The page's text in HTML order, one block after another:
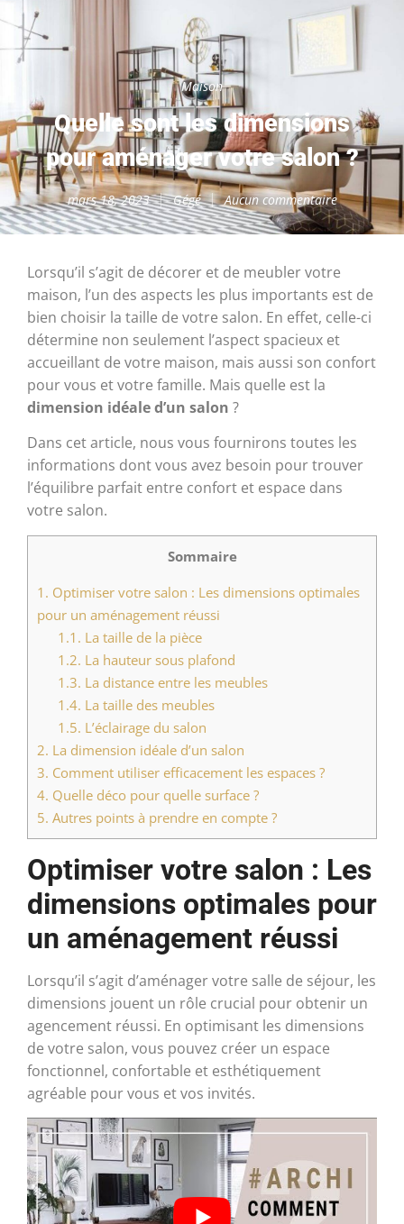
Maison
Quelle sont les dimensions
pour aménager votre salon ?
mars 18, 2023 Gégé Aucun commentaire
Lorsqu’il s’agit de décorer et de meubler votre
maison, l’un des aspects les plus importants est de
bien choisir la taille de votre salon. En effet, celle-ci
détermine non seulement l’aspect spacieux et
accueillant de votre maison, mais aussi son confort
pour vous et votre famille. Mais quelle est la
dimension idéale d’un salon ?
Dans cet article, nous vous fournirons toutes les
informations dont vous avez besoin pour trouver
l’équilibre parfait entre confort et espace dans
votre salon.
Sommaire
1. Optimiser votre salon : Les dimensions optimales
pour un aménagement réussi
1.1. La taille de la pièce
1.2. La hauteur sous plafond
1.3. La distance entre les meubles
1.4. La taille des meubles
1.5. L’éclairage du salon
2. La dimension idéale d’un salon
3. Comment utiliser efficacement les espaces ?
4. Quelle déco pour quelle surface ?
5. Autres points à prendre en compte ?
Optimiser votre salon : Les
dimensions optimales pour
un aménagement réussi
Lorsqu’il s’agit d’aménager votre salle de séjour, les
dimensions jouent un rôle crucial pour obtenir un
agencement réussi. En optimisant les dimensions
de votre salon, vous pouvez créer un espace
fonctionnel, confortable et esthétiquement
agréable pour vous et vos invités.